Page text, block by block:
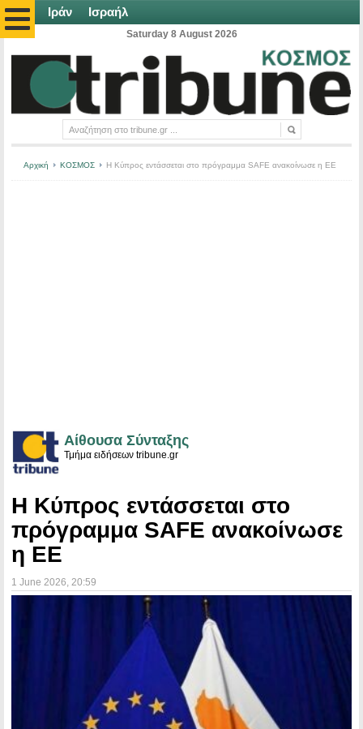
Ιράν Ισραήλ
Saturday 8 August 2026
Αρχική ΚΟΣΜΟΣ Η Κύπρος εντάσσεται στο πρόγραμμα SAFE ανακοίνωσε η ΕΕ
Αίθουσα Σύνταξης
Τμήμα ειδήσεων tribune.gr
Η Κύπρος εντάσσεται στο
πρόγραμμα SAFE ανακοίνωσε
η ΕΕ
1 June 2026 , 20:59